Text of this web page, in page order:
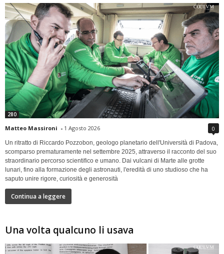
280
Matteo Massironi - 1 Agosto 2026 0
Un ritratto di Riccardo Pozzobon, geologo planetario dell'Università di Padova,
scomparso prematuramente nel settembre 2025, attraverso il racconto del suo
straordinario percorso scientifico e umano. Dai vulcani di Marte alle grotte
lunari, fino alla formazione degli astronauti, l'eredità di uno studioso che ha
saputo unire rigore, curiosità e generosità
Continua a leggere
Una volta qualcuno li usava